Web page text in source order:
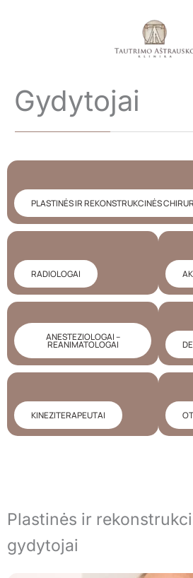
Gydytojai
PLASTINĖS IR REKONSTRUKCINĖS
RADIOLOGAI
ANESTEZIOLOGAI –
REANIMATOLOGAI
KINEZITERAPEUTAI
Plastinės ir
gydytojai